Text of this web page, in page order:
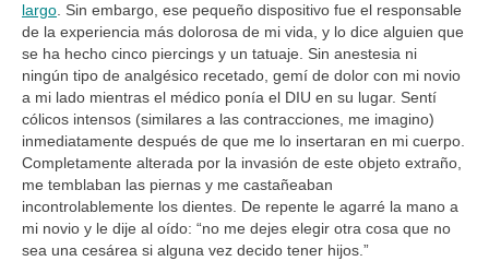
largo. Sin embargo, ese pequeño dispositivo fue el responsable
de la experiencia más dolorosa de mi vida, y lo dice alguien que
se ha hecho cinco piercings y un tatuaje. Sin anestesia ni
ningún tipo de analgésico recetado, gemí de dolor con mi novio
a mi lado mientras el médico ponía el DIU en su lugar. Sentí
cólicos intensos (similares a las contracciones, me imagino)
inmediatamente después de que me lo insertaran en mi cuerpo.
Completamente alterada por la invasión de este objeto extraño,
me temblaban las piernas y me castañeaban
incontrolablemente los dientes. De repente le agarré la mano a
mi novio y le dije al oído: “no me dejes elegir otra cosa que no
sea una cesárea si alguna vez decido tener hijos.”